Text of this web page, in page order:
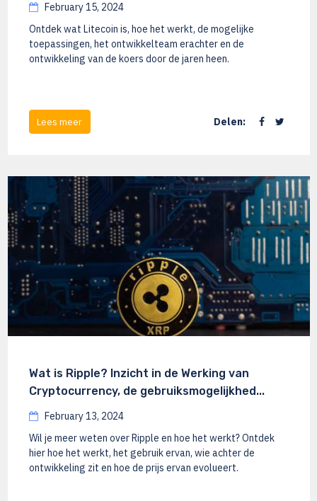
February 15, 2024
Ontdek wat Litecoin is, hoe het werkt, de mogelijke
toepassingen, het ontwikkelteam erachter en de
ontwikkeling van de koers door de jaren heen.
Lees meer Delen:
Wat is Ripple? Inzicht in de Werking van
Cryptocurrency, de gebruiksmogelijkhed...
February 13, 2024
Wil je meer weten over Ripple en hoe het werkt? Ontdek
hier hoe het werkt, het gebruik ervan, wie achter de
ontwikkeling zit en hoe de prijs ervan evolueert.